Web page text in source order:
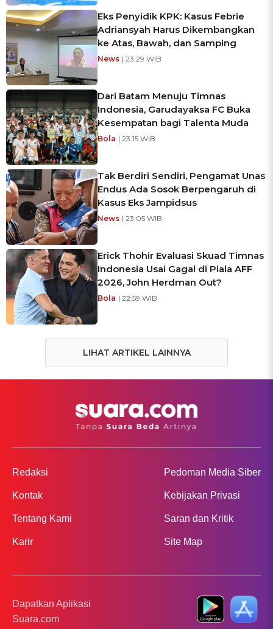
Eks Penyidik KPK: Kasus Febrie
Adriansyah Harus Dikembangkan
ke Atas, Bawah, dan Samping
News | 23:29 WIB
Dari Batam Menuju Timnas
Indonesia, Garudayaksa FC Buka
Kesempatan bagi Talenta Muda
Bola | 23:15 WIB
Tak Berdiri Sendiri, Pengamat Unas
Endus Ada Sosok Berpengaruh di
Kasus Eks Jampidsus
News | 23:05 WIB
Erick Thohir Evaluasi Skuad Timnas
Indonesia Usai Gagal di Piala AFF
2026, John Herdman Out?
Bola | 22:59 WIB
LIHAT ARTIKEL LAINNYA
Redaksi
Kontak
Tentang Kami
Karir
Pedoman Media Siber
Kebijakan Privasi
Saran dan Kritik
Site Map
Dapatkan Aplikasi
Suara.com